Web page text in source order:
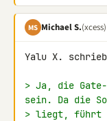
MS Michael S.(xcess)
Yalu X.
> Ja, die Gate-
sein. Da die
> liegt, führt